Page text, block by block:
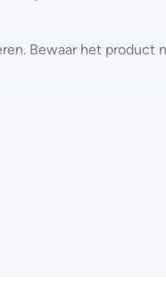
Bewaar het product